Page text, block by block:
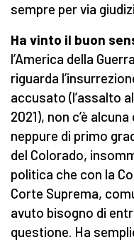
sempre per via
Ha vinto il buon
l’America della
riguarda
accusato (l’assalto
2021), non c’è
neppure di primo
del Colorado,
politica che con la
Corte Suprema,
avuto bisogno di
questione. Ha